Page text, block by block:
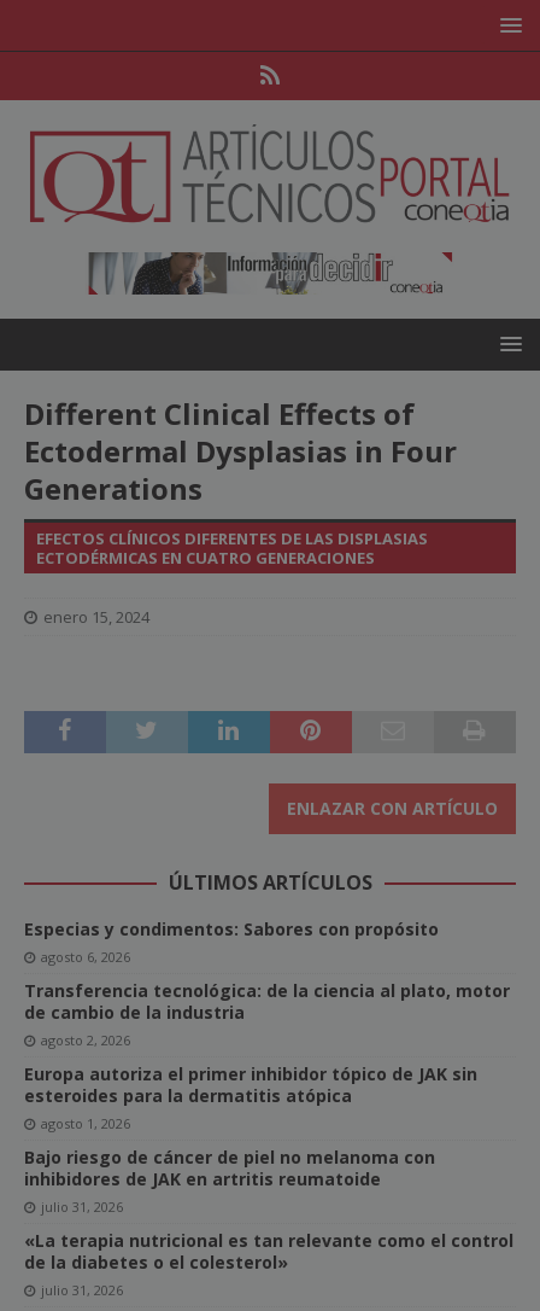
Different Clinical Effects of
Ectodermal Dysplasias in Four
Generations
EFECTOS CLÍNICOS DIFERENTES DE LAS DISPLASIAS
ECTODÉRMICAS EN CUATRO GENERACIONES
enero 15, 2024
ENLAZAR CON ARTÍCULO
ÚLTIMOS ARTÍCULOS
Especias y condimentos: Sabores con propósito
agosto 6, 2026
Transferencia tecnológica: de la ciencia al plato, motor
de cambio de la industria
agosto 2, 2026
Europa autoriza el primer inhibidor tópico de JAK sin
esteroides para la dermatitis atópica
agosto 1, 2026
Bajo riesgo de cáncer de piel no melanoma con
inhibidores de JAK en artritis reumatoide
julio 31, 2026
«La terapia nutricional es tan relevante como el control
de la diabetes o el colesterol»
julio 31, 2026